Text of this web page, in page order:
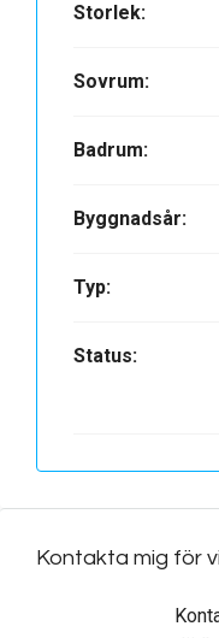
Storlek:
Sovrum:
Badrum:
Byggnadsår:
Typ:
Status:
Kontakta mig för